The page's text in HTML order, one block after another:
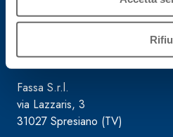
Sede direzionale
Fassa S.r.l.
via Lazzaris, 3
31027 Spresiano (TV)